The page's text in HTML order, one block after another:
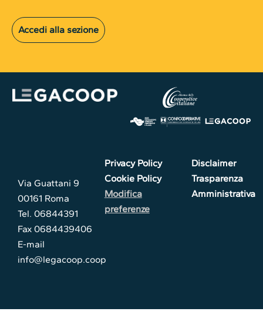
Accedi alla sezione
Via Guattani 9
00161 Roma
Tel. 06844391
Fax 0684439406
E-mail
info@legacoop.coop
Privacy Policy
Cookie Policy
Modifica
preferenze
Disclaimer
Trasparenza
Amministrativa